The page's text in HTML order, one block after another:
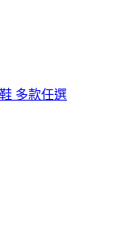
多款任選